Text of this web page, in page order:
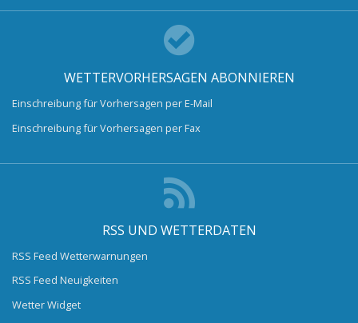
WETTERVORHERSAGEN ABONNIEREN
Einschreibung für Vorhersagen per E-Mail
Einschreibung für Vorhersagen per Fax
RSS UND WETTERDATEN
RSS Feed Wetterwarnungen
RSS Feed Neuigkeiten
Wetter Widget